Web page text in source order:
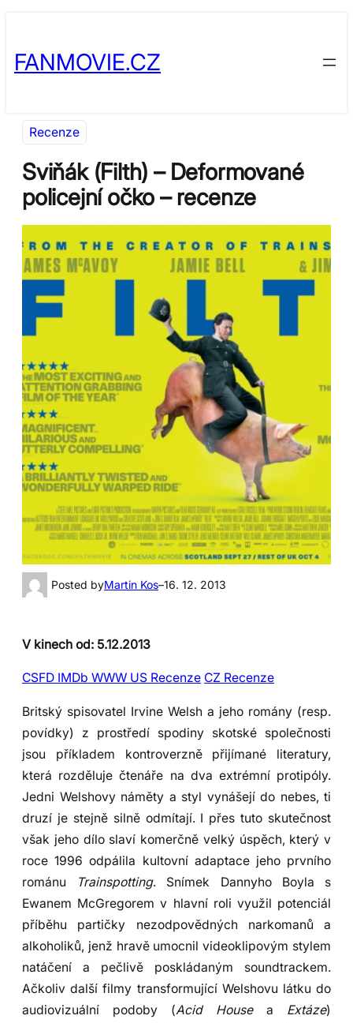
obsah
content
FANMOVIE.CZ
Recenze
Sviňák (Filth) – Deformované
policejní očko – recenze
Posted byMartin Kos–16. 12. 2013
V kinech od: 5.12.2013
CSFD IMDb WWW US Recenze CZ Recenze
Britský spisovatel Irvine Welsh a jeho romány (resp.
povídky) z prostředí spodiny skotské společnosti
jsou příkladem kontroverzně přijímané literatury,
která rozděluje čtenáře na dva extrémní protipóly.
Jedni Welshovy náměty a styl vynášejí do nebes, ti
druzí je stejně silně odmítají. I přes tuto skutečnost
však jeho dílo slaví komerčně velký úspěch, který v
roce 1996 odpálila kultovní adaptace jeho prvního
románu
Trainspotting. Snímek Dannyho Boyla s
Ewanem McGregorem v hlavní roli využil potenciál
příběhu partičky nezodpovědných narkomanů a
alkoholiků, jenž hravě umocnil videoklipovým stylem
natáčení a pečlivě poskládaným soundtrackem.
Ačkoliv další filmy transformující Welshovu látku do
audiovizuální podoby (Acid Housea Extáze)